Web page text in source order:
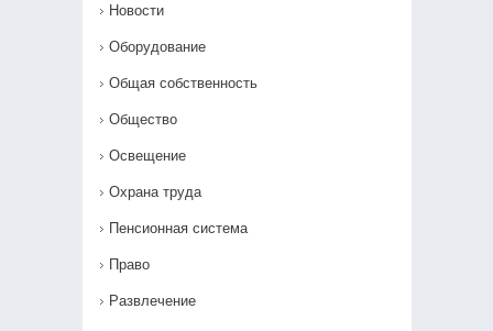
Новости
Оборудование
Общая собственность
Общество
Освещение
Охрана труда
Пенсионная система
Право
Развлечение